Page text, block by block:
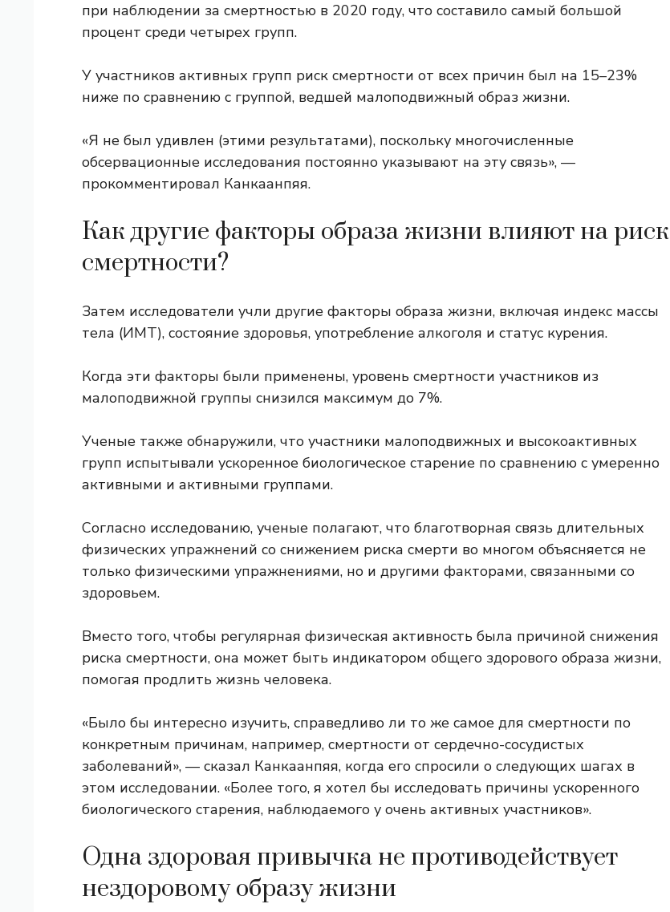
при наблюдении за смертностью в 2020 году, что составило самый большой
процент среди четырех групп.
У участников активных групп риск смертности от всех причин был на 15–23%
ниже по сравнению с группой, ведшей малоподвижный образ жизни.
«Я не был удивлен (этими результатами), поскольку многочисленные
обсервационные исследования постоянно указывают на эту связь», —
прокомментировал Канкаанпяя.
Как другие факторы образа жизни влияют на риск
смертности?
Затем исследователи учли другие факторы образа жизни, включая индекс массы
тела (ИМТ), состояние здоровья, употребление алкоголя и статус курения.
Когда эти факторы были применены, уровень смертности участников из
малоподвижной группы снизился максимум до 7%.
Ученые также обнаружили, что участники малоподвижных и высокоактивных
групп испытывали ускоренное биологическое старение по сравнению с умеренно
активными и активными группами.
Согласно исследованию, ученые полагают, что благотворная связь длительных
физических упражнений со снижением риска смерти во многом объясняется не
только физическими упражнениями, но и другими факторами, связанными со
здоровьем.
Вместо того, чтобы регулярная физическая активность была причиной снижения
риска смертности, она может быть индикатором общего здорового образа жизни,
помогая продлить жизнь человека.
«Было бы интересно изучить, справедливо ли то же самое для смертности по
конкретным причинам, например, смертности от сердечно-сосудистых
заболеваний», — сказал Канкаанпяя, когда его спросили о следующих шагах в
этом исследовании. «Более того, я хотел бы исследовать причины ускоренного
биологического старения, наблюдаемого у очень активных участников».
Одна здоровая привычка не противодействует
нездоровому образу жизни